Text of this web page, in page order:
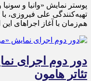
پوستر نمایش «وانیا و
تهیه‌کنندگی علی فیروزی،
هم‌زمان با آغاز اجراهای
دور دوم اجرای
تئاتر هامون